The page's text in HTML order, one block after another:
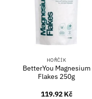
HOŘČÍK
BetterYou Magnesium
Flakes 250g
119.92 Kč